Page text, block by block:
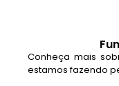
Conheça mais
estamos fazendo